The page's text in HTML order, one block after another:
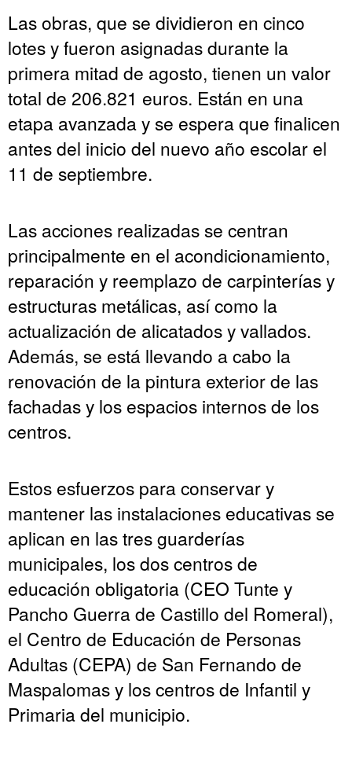
Las obras, que se dividieron en cinco
lotes y fueron asignadas durante la
primera mitad de agosto, tienen un valor
total de 206.821 euros. Están en una
etapa avanzada y se espera que finalicen
antes del inicio del nuevo año escolar el
11 de septiembre.
Las acciones realizadas se centran
principalmente en el acondicionamiento,
reparación y reemplazo de carpinterías y
estructuras metálicas, así como la
actualización de alicatados y vallados.
Además, se está llevando a cabo la
renovación de la pintura exterior de las
fachadas y los espacios internos de los
centros.
Estos esfuerzos para conservar y
mantener las instalaciones educativas se
aplican en las tres guarderías
municipales, los dos centros de
educación obligatoria (CEO Tunte y
Pancho Guerra de Castillo del Romeral),
el Centro de Educación de Personas
Adultas (CEPA) de San Fernando de
Maspalomas y los centros de Infantil y
Primaria del municipio.